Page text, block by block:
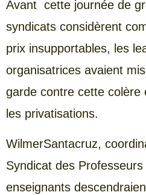
Avant cette journée de
syndicats considèrent
prix insupportables, les
organisatrices avaient
garde contre cette colère
les privatisations.
WilmerSantacruz,
Syndicat des
enseignants